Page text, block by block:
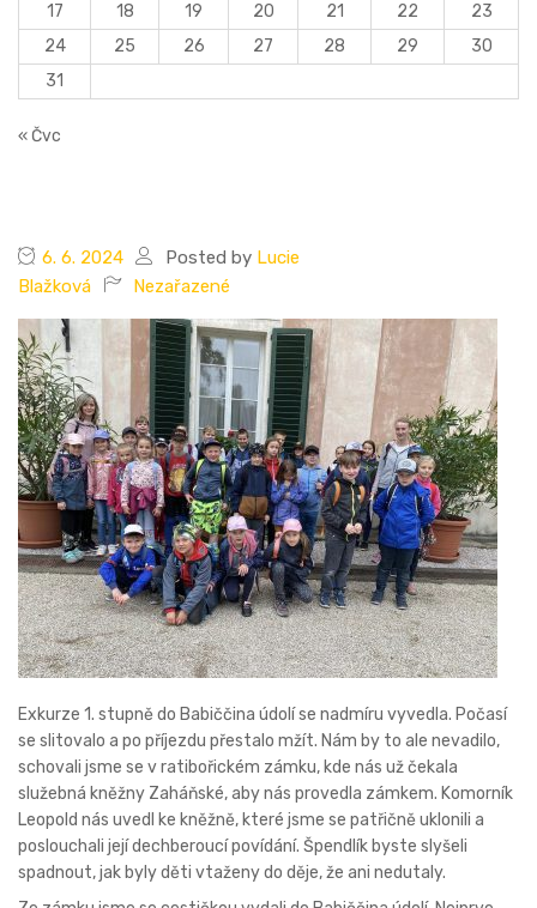
17
18 19 20 21 22
23
24
25 26 27 28 29
30
31
« Čvc
6. 6. 2024 Posted by Lucie
Blažková
Nezařazené
Exkurze 1. stupně do Babiččina údolí se nadmíru vyvedla. Počasí
se slitovalo a po příjezdu přestalo mžít. Nám by to ale nevadilo,
schovali jsme se v ratibořickém zámku, kde nás už čekala
služebná kněžny Zaháňské, aby nás provedla zámkem. Komorník
Leopold nás uvedl ke kněžně, které jsme se patřičně uklonili a
poslouchali její dechberoucí povídání. Špendlík byste slyšeli
spadnout, jak byly děti vtaženy do děje, že ani nedutaly.